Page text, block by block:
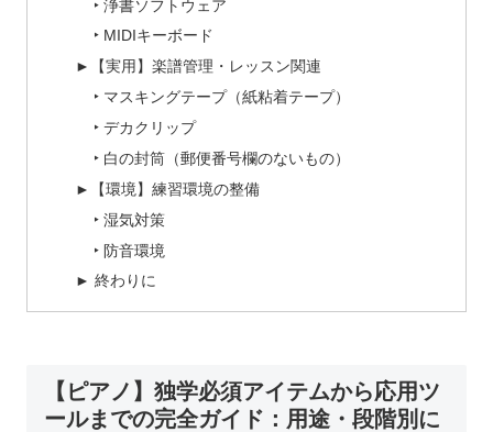
‣ 浄書ソフトウェア
‣ MIDIキーボード
►【実用】楽譜管理・レッスン関連
‣ マスキングテープ（紙粘着テープ）
‣ デカクリップ
‣ 白の封筒（郵便番号欄のないもの）
►【環境】練習環境の整備
‣ 湿気対策
‣ 防音環境
► 終わりに
【ピアノ】独学必須アイテムから応用ツ
ールまでの完全ガイド：用途・段階別に